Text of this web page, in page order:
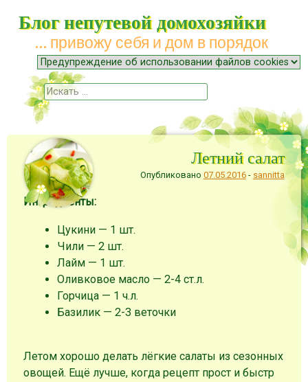
Блог непутевой домохозяйки
… привожу себя и дом в порядок
Меню
Наверх
Поиск
Летний салат
Опубликовано 07.05.2016- sannitta
Ингредиенты:
Цукини — 1 шт.
Чили — 2 шт.
Лайм — 1 шт.
Оливковое масло — 2-4 ст.л.
Горчица — 1 ч.л.
Базилик — 2-3 веточки
Летом хорошо делать лёгкие салаты из сезонных
овощей. Ещё лучше, когда рецепт прост и быстр